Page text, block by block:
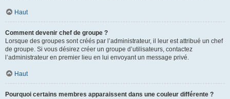
Haut
Comment devenir chef de groupe ?
Lorsque des groupes sont créés par l’administrateur, il leur est attribué un chef
de groupe. Si vous désirez créer un groupe d’utilisateurs, contactez
l’administrateur en premier lieu en lui envoyant un message privé.
Haut
Pourquoi certains membres apparaissent dans une couleur différente ?